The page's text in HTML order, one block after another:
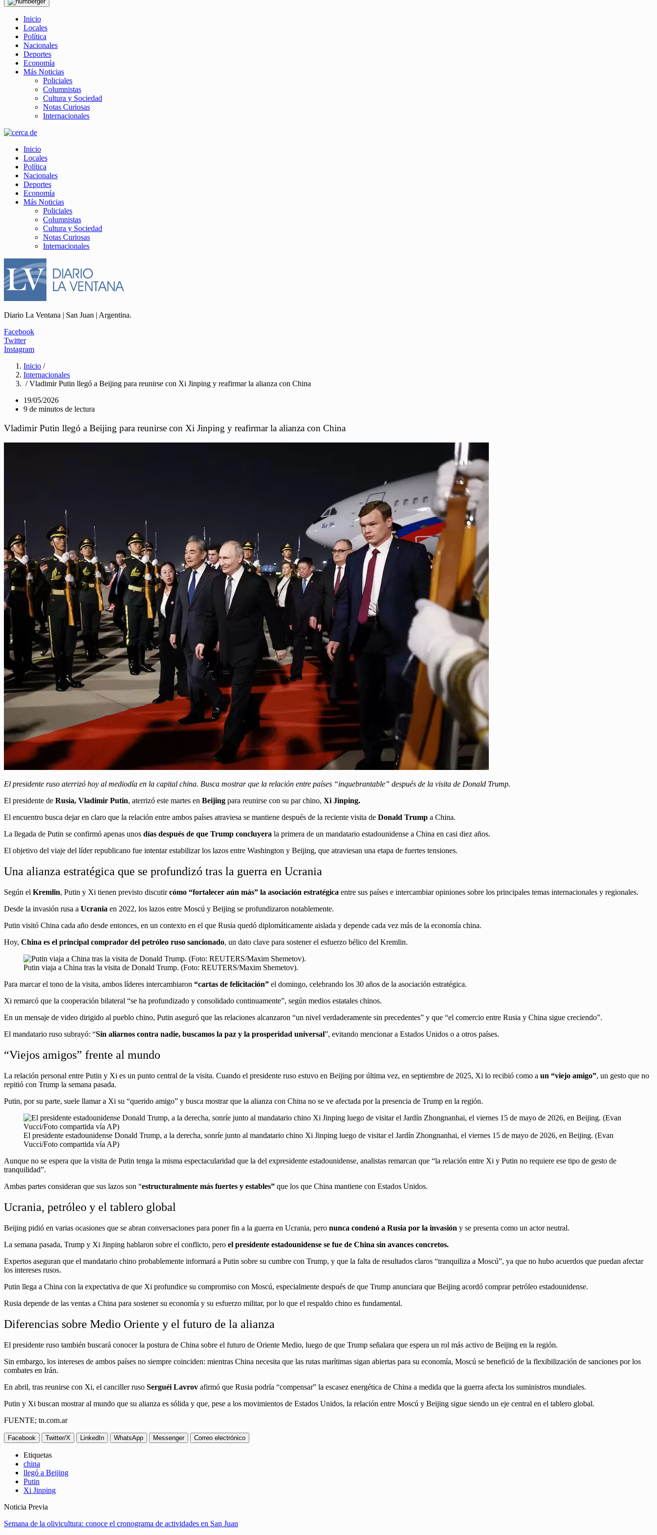
Inicio
Locales
Política
Nacionales
Deportes
Economía
Más Noticias
Policiales
Columnistas
Cultura y Sociedad
Notas Curiosas
Internacionales
Inicio
Locales
Política
Nacionales
Deportes
Economía
Más Noticias
Policiales
Columnistas
Cultura y Sociedad
Notas Curiosas
Internacionales
Diario La Ventana | San Juan | Argentina.
Facebook
Twitter
Instagram
Inicio /
Internacionales
/ Vladimir Putin llegó a Beijing para reunirse con Xi Jinping y reafirmar la alianza con China
19/05/2026
9 de minutos de lectura
Vladimir Putin llegó a Beijing para reunirse con Xi Jinping y reafirmar la alianza con China
El presidente ruso aterrizó hoy al mediodía en la capital china. Busca mostrar que la relación entre países “inquebrantable” después de la visita de Donald Trump.
El presidente de Rusia, Vladimir Putin, aterrizó este martes en Beijing para reunirse con su par chino, Xi Jinping.
El encuentro busca dejar en claro que la relación entre ambos países atraviesa se mantiene después de la reciente visita de Donald Trump a China.
La llegada de Putin se confirmó apenas unos días después de que Trump concluyera la primera de un mandatario estadounidense a China en casi diez años.
El objetivo del viaje del líder republicano fue intentar estabilizar los lazos entre Washington y Beijing, que atraviesan una etapa de fuertes tensiones.
Una alianza estratégica que se profundizó tras la guerra en Ucrania
Según el Kremlin, Putin y Xi tienen previsto discutircómo “fortalecer aún más” la asociación estratégica entre sus países e intercambiar opiniones sobre los principales temas internacionales y regionales.
Desde la invasión rusa a Ucrania en 2022, los lazos entre Moscú y Beijing se profundizaron notablemente.
Putin visitó China cada año desde entonces, en un contexto en el que Rusia quedó diplomáticamente aislada y depende cada vez más de la economía china.
Hoy, China es el principal comprador del petróleo ruso sancionado, un dato clave para sostener el esfuerzo bélico del Kremlin.
Putin viaja a China tras la visita de Donald Trump. (Foto: REUTERS/Maxim Shemetov).
Para marcar el tono de la visita, ambos líderes intercambiaron “cartas de felicitación” el domingo, celebrando los 30 años de la asociación estratégica.
Xi remarcó que la cooperación bilateral “se ha profundizado y consolidado continuamente”, según medios estatales chinos.
En un mensaje de video dirigido al pueblo chino, Putin aseguró que las relaciones alcanzaron “un nivel verdaderamente sin precedentes” y que “el comercio entre Rusia y China sigue creciendo”.
El mandatario ruso subrayó: “Sin aliarnos contra nadie, buscamos la paz y la prosperidad universal”, evitando mencionar a Estados Unidos o a otros países.
“Viejos amigos” frente al mundo
La relación personal entre Putin y Xi es un punto central de la visita. Cuando el presidente ruso estuvo en Beijing por última vez, en septiembre de 2025, Xi lo recibió como a un “viejo amigo”, un gesto que no
repitió con Trump la semana pasada.
Putin, por su parte, suele llamar a Xi su “querido amigo” y busca mostrar que la alianza con China no se ve afectada por la presencia de Trump en la región.
El presidente estadounidense Donald Trump, a la derecha, sonríe junto al mandatario chino Xi Jinping luego de visitar el Jardín Zhongnanhai, el viernes 15 de mayo de 2026, en Beijing. (Evan
Vucci/Foto compartida vía AP)
Aunque no se espera que la visita de Putin tenga la misma espectacularidad que la del expresidente estadounidense, analistas remarcan que “la relación entre Xi y Putin no requiere ese tipo de gesto de
tranquilidad”.
Ambas partes consideran que sus lazos son “estructuralmente más fuertes y estables” que los que China mantiene con Estados Unidos.
Ucrania, petróleo y el tablero global
Beijing pidió en varias ocasiones que se abran conversaciones para poner fin a la guerra en Ucrania, pero nunca condenó a Rusia por la invasión y se presenta como un actor neutral.
La semana pasada, Trump y Xi Jinping hablaron sobre el conflicto, pero el presidente estadounidense se fue de China sin avances concretos.
Expertos aseguran que el mandatario chino probablemente informará a Putin sobre su cumbre con Trump, y que la falta de resultados claros “tranquiliza a Moscú”, ya que no hubo acuerdos que puedan afectar
los intereses rusos.
Putin llega a China con la expectativa de que Xi profundice su compromiso con Moscú, especialmente después de que Trump anunciara que Beijing acordó comprar petróleo estadounidense.
Rusia depende de las ventas a China para sostener su economía y su esfuerzo militar, por lo que el respaldo chino es fundamental.
Diferencias sobre Medio Oriente y el futuro de la alianza
El presidente ruso también buscará conocer la postura de China sobre el futuro de Oriente Medio, luego de que Trump señalara que espera un rol más activo de Beijing en la región.
Sin embargo, los intereses de ambos países no siempre coinciden: mientras China necesita que las rutas marítimas sigan abiertas para su economía, Moscú se benefició de la flexibilización de sanciones por los
combates en Irán.
En abril, tras reunirse con Xi, el canciller ruso Serguéi Lavrov afirmó que Rusia podría “compensar” la escasez energética de China a medida que la guerra afecta los suministros mundiales.
Putin y Xi buscan mostrar al mundo que su alianza es sólida y que, pese a los movimientos de Estados Unidos, la relación entre Moscú y Beijing sigue siendo un eje central en el tablero global.
FUENTE; tn.com.ar
Facebook Twitter/X LinkedIn WhatsApp Messenger Correo electrónico
Etiquetas
china
llegó a Beijing
Putin
Xi Jinping
Noticia Previa
Semana de la olivicultura: conoce el cronograma de actividades en San Juan